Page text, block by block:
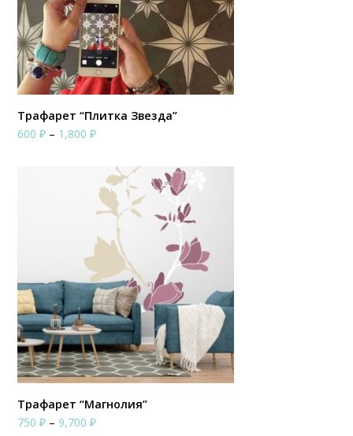
Трафарет “Плитка Звезда”
600₽ – 1,800₽Диапазон
600 ₽
–
1,800 ₽
Трафарет “Магнолия”
750₽ – 9,700₽Диапазон